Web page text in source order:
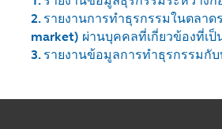
2. รายงานการทำธุรกรรมในตลาด
market) ผ่านบุคคลที่เกี่ยวข้องที่เ
3. รายงานข้อมูลการทำธุรกรรมกั